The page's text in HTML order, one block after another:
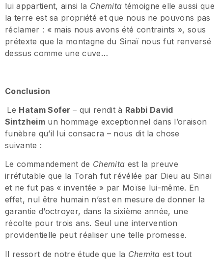
lui appartient, ainsi la Chemita témoigne elle aussi que
la terre est sa propriété et que nous ne pouvons pas
réclamer : « mais nous avons été contraints », sous
prétexte que la montagne du Sinaï nous fut renversé
dessus comme une cuve…
Conclusion
Le Hatam Sofer– qui rendit à Rabbi David
Sintzheimun hommage exceptionnel dans l’oraison
funèbre qu’il lui consacra – nous dit la chose
suivante :
Le commandement de Chemita est la preuve
irréfutable que la Torah fut révélée par Dieu au Sinaï
et ne fut pas « inventée » par Moïse lui-même. En
effet, nul être humain n’est en mesure de donner la
garantie d’octroyer, dans la sixième année, une
récolte pour trois ans. Seul une intervention
providentielle peut réaliser une telle promesse.
Il ressort de notre étude que la Chemita est tout